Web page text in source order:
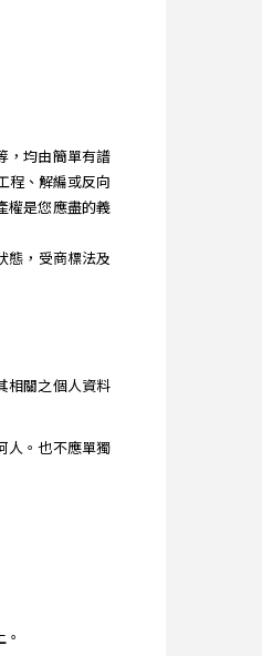
，均由簡單有譜
程、解編或反向
權是您應盡的義
態，受商標法及
相關之個人資料
人。也不應單獨